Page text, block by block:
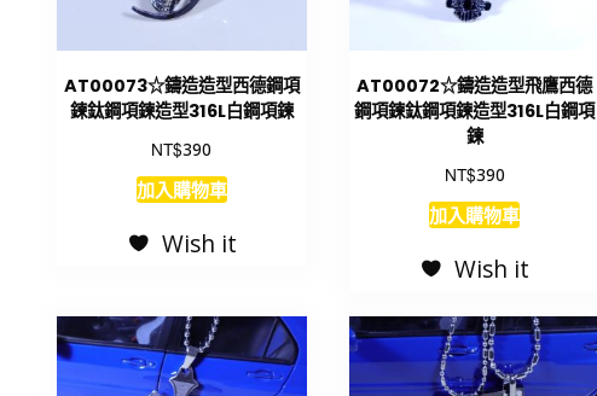
AT00073☆鑄造造型西德鋼項
鍊鈦鋼項鍊造型316L白鋼項鍊
NT$390
加入購物車
Wish it
AT00072☆鑄造造型飛鷹西德
鋼項鍊鈦鋼項鍊造型316L白鋼項
鍊
NT$390
加入購物車
Wish it